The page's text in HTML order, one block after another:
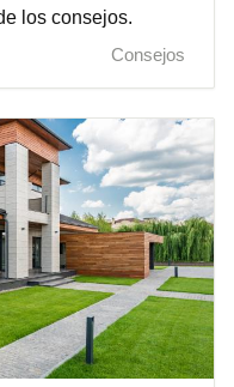
los consejos.
Consejos